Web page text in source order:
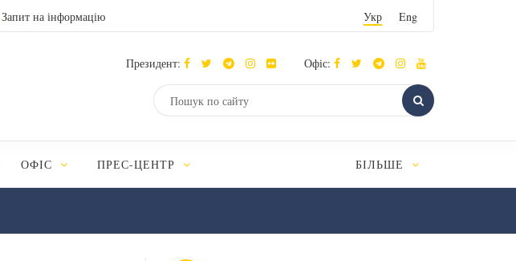
Запит на інформацію Укр Eng
Президент: Офіс:
ОФІС ПРЕС-ЦЕНТР БІЛЬШЕ